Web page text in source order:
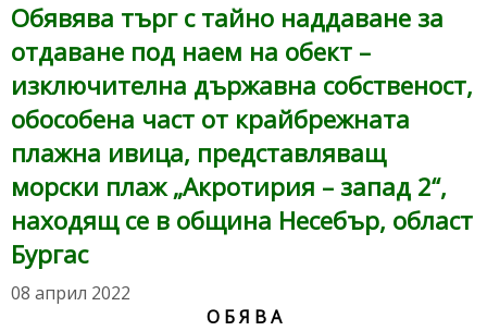
Обявява търг с тайно наддаване за
отдаване под наем на обект –
изключителна държавна собственост,
обособена част от крайбрежната
плажна ивица, представляващ
морски плаж „Акротирия – запад 2“,
находящ се в община Несебър, област
Бургас
08 април 2022
О Б Я В А